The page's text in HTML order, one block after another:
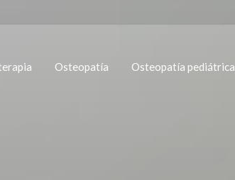
Osteopatía Osteopatía pediátrica